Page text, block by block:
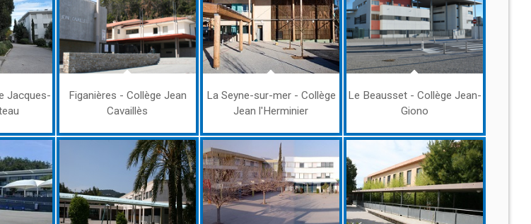
Jacques-
Figanières - Collège Jean
Cavaillès
La Seyne-sur-mer - Collège
Jean l'Herminier
Le Beausset - Collège Jean-
Giono